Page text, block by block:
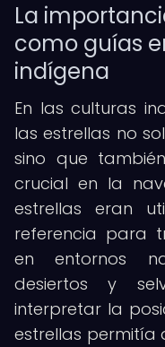
La
como guías
indígena
En las culturas
las estrellas no
sino que
crucial en la
estrellas eran
referencia para
en entornos
desiertos y
interpretar la
estrellas permitía